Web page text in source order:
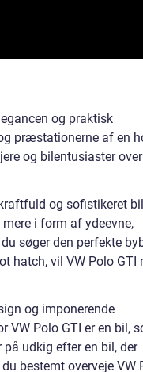
og praktisk
præstationerne af en
og bilentusiaster
og sofistikeret
i form af ydeevne,
søger den perfekte
hatch, vil VW Polo GTI
og imponerende
Polo GTI er en bil,
udkig efter en bil, der
bestemt overveje VW